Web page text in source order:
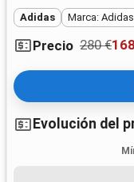
Adidas Marca: Adidas
Precio 280 €
Evolución del